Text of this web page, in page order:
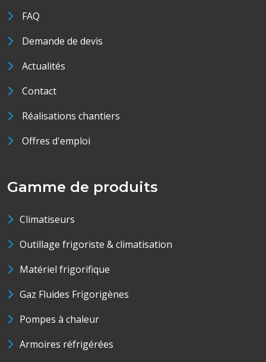
FAQ
Demande de devis
Actualités
Contact
Réalisations chantiers
Offres d'emploi
Gamme de produits
Climatiseurs
Outillage frigoriste & climatisation
Matériel frigorifique
Gaz Fluides Frigorigènes
Pompes à chaleur
Armoires réfrigérées